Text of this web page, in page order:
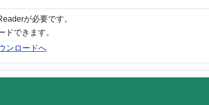
が必要です。
できます。
ンロードへ